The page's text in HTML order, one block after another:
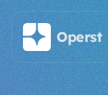
Saltar al contenido
Operst